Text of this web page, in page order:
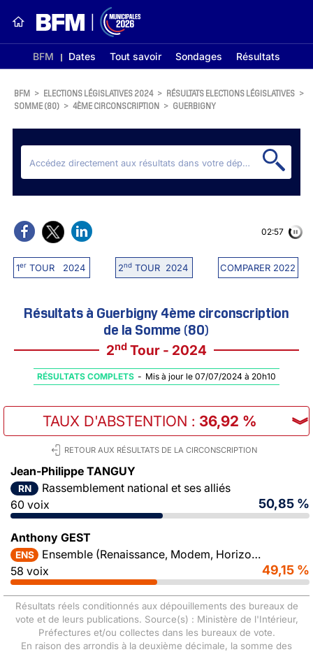
BFM Dates Tout savoir Sondages Résultats
BFM > ELECTIONS LÉGISLATIVES 2024 > RÉSULTATS ELECTIONS LÉGISLATIVES >
SOMME (80) > 4ÈME CIRCONSCRIPTION > GUERBIGNY
1erTOUR 2024 2ndTOUR 2024 COMPARER 2022
02:56
Résultats à Guerbigny 4ème circonscription
de la Somme (80)
2nd Tour - 2024
RÉSULTATS COMPLETS - Mis à jour le 07/07/2024 à 20h10
TAUX D'ABSTENTION : 36,92 % ︾
RETOUR AUX RÉSULTATS DE LA CIRCONSCRIPTION
Jean-Philippe TANGUY
RN
Rassemblement national et ses alliés
60 voix
50,85 %
Anthony GEST
ENS
Ensemble (Renaissance, Modem, Horizons)
58 voix
49,15 %
Résultats réels conditionnés aux dépouillements des bureaux de
vote et de leurs publications. Source(s) : Ministère de l'Intérieur,
Préfectures et/ou collectes dans les bureaux de vote.
En raison des arrondis à la deuxième décimale, la somme des